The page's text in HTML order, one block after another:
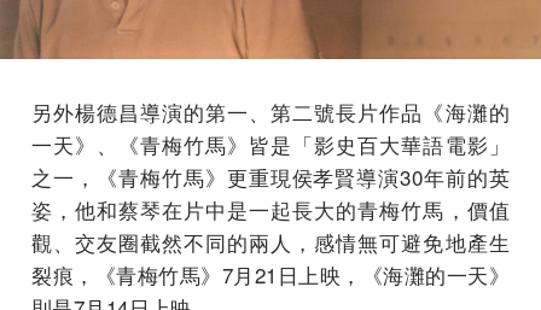
另外楊德昌導演的第一、第二號長片作品《海灘的
一天》、《青梅竹馬》皆是「影史百大華語電影」
之一，《青梅竹馬》更重現侯孝賢導演30年前的英
姿，他和蔡琴在片中是一起長大的青梅竹馬，價值
觀、交友圈截然不同的兩人，感情無可避免地產生
裂痕，《青梅竹馬》7月21日上映，《海灘的一天》